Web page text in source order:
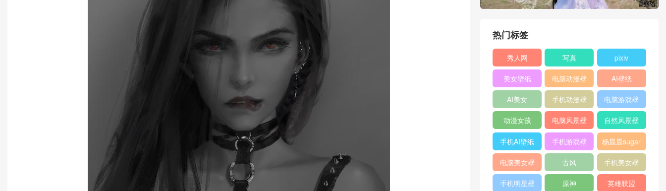
热门标签
秀人网
XIUREN
写真 pixiv
美女壁纸
电脑动漫壁
纸
AI壁纸
AI美女
手机动漫壁
纸
电脑游戏壁
纸
动漫女孩
电脑风景壁
纸
自然风景壁
纸
手机AI壁纸
手机游戏壁
纸
杨晨晨sugar
电脑美女壁
纸
古风
手机美女壁
纸
手机明星壁
原神 英雄联盟